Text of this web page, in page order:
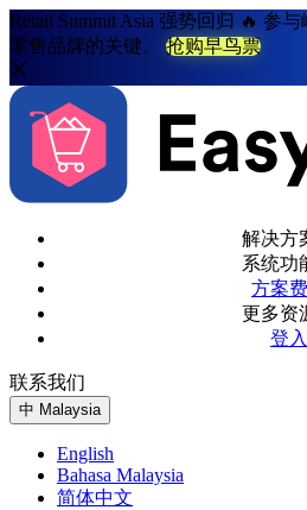
Retail Summit Asia 强势回归 🔥 参
零售品牌的关键。
抢购早鸟票
解决方
系统功
方案
更多资
登入
联系我们
中 Malaysia
English
Bahasa Malaysia
简体中文